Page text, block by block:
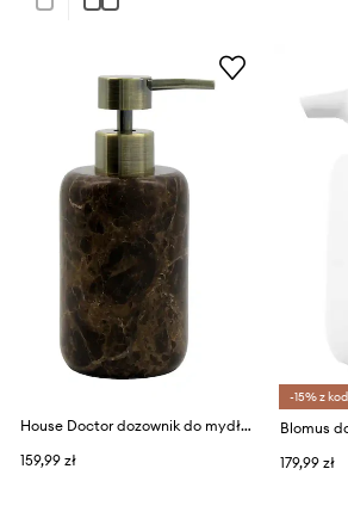
House Doctor dozownik do mydła HDAble 16,5 x 7,5 cm
159,99 zł
-15% z
Blomus
179,99 zł